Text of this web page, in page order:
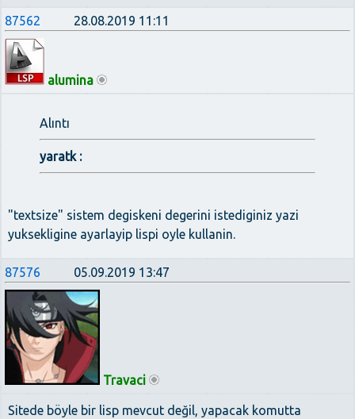
87562 28.08.2019 11:11
alumina
Alıntı
yaratk :
"textsize" sistem degiskeni degerini istediginiz yazi
yuksekligine ayarlayip lispi oyle kullanin.
87576 05.09.2019 13:47
Travaci
Sitede böyle bir lisp mevcut değil, yapacak komutta